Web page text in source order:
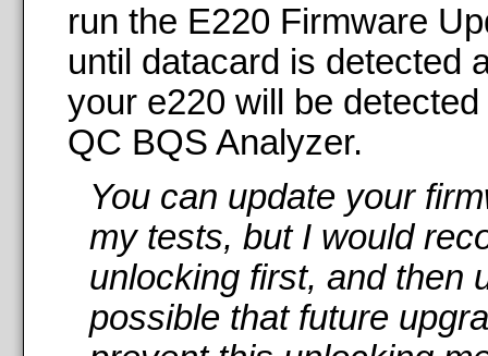
run the E220 Firmware
until datacard is detected
your e220 will be
QC BQS Analyzer.
You can update your
my tests, but I would
unlocking first, and then
possible that future